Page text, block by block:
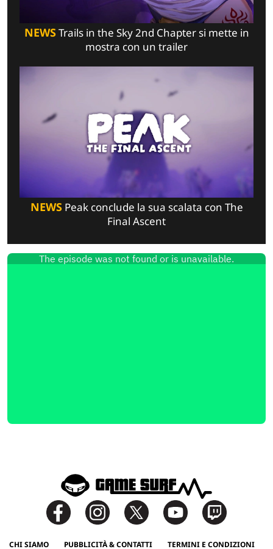
NEWSTrails in the Sky 2nd Chapter si mette in
mostra con un trailer
NEWSPeak conclude la sua scalata con The
Final Ascent
CHI SIAMO PUBBLICITÀ & CONTATTI TERMINI E CONDIZIONI